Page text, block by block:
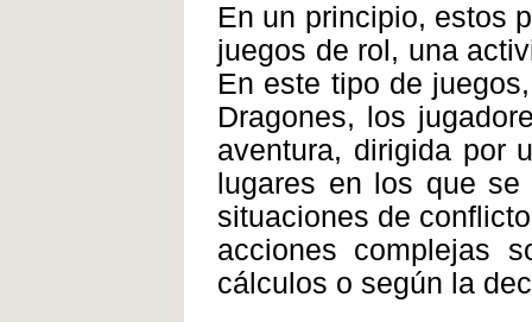
En un principio, estos
juegos de rol, una
En este tipo de
Dragones, los
aventura, dirigida por
lugares en los que
situaciones de
acciones complejas
cálculos o según la